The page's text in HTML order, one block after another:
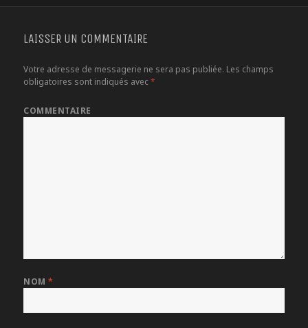
LAISSER UN COMMENTAIRE
Votre adresse de messagerie ne sera pas publiée. Les champs
obligatoires sont indiqués avec*
COMMENTAIRE
NOM*